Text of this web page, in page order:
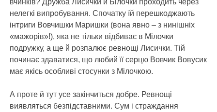
вчинків? Дружба Лисички й Білочки проходить через
нелегкі випробування. Спочатку їй перешкоджають
інтриги Вовчишки Маришки (вона явно – з нинішніх
«мажорів»!), яка не тільки відбиває в Мілочки
подружку, а ще й розпалює ревнощі Лисички. Тій
починає здаватися, що любий її серцю Вовчик Вовусик
має якісь особливі стосунки з Мілочкою.
А проте й тут усе закінчиться добре. Ревнощі
виявляться безпідставними. Сум і страждання